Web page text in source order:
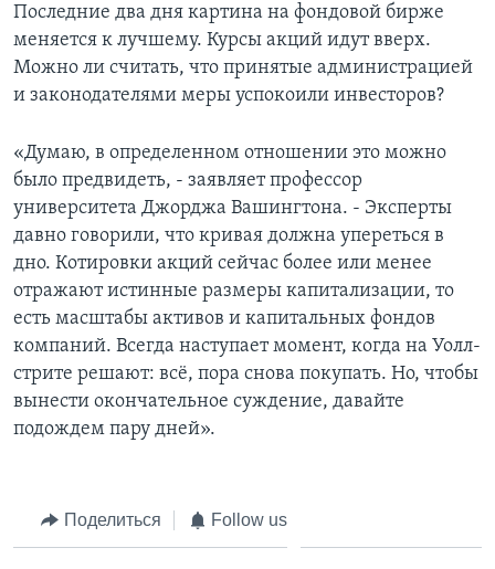
Последние два дня картина на фондовой бирже
меняется к лучшему. Курсы акций идут вверх.
Можно ли считать, что принятые администрацией
и законодателями меры успокоили инвесторов?
«Думаю, в определенном отношении это можно
было предвидеть, - заявляет профессор
университета Джорджа Вашингтона. - Эксперты
давно говорили, что кривая должна упереться в
дно. Котировки акций сейчас более или менее
отражают истинные размеры капитализации, то
есть масштабы активов и капитальных фондов
компаний. Всегда наступает момент, когда на Уолл-
стрите решают: всё, пора снова покупать. Но, чтобы
вынести окончательное суждение, давайте
подождем пару дней».
Поделиться Follow us